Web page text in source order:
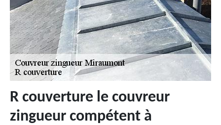
R couverture le couvreur
zingueur compétent à